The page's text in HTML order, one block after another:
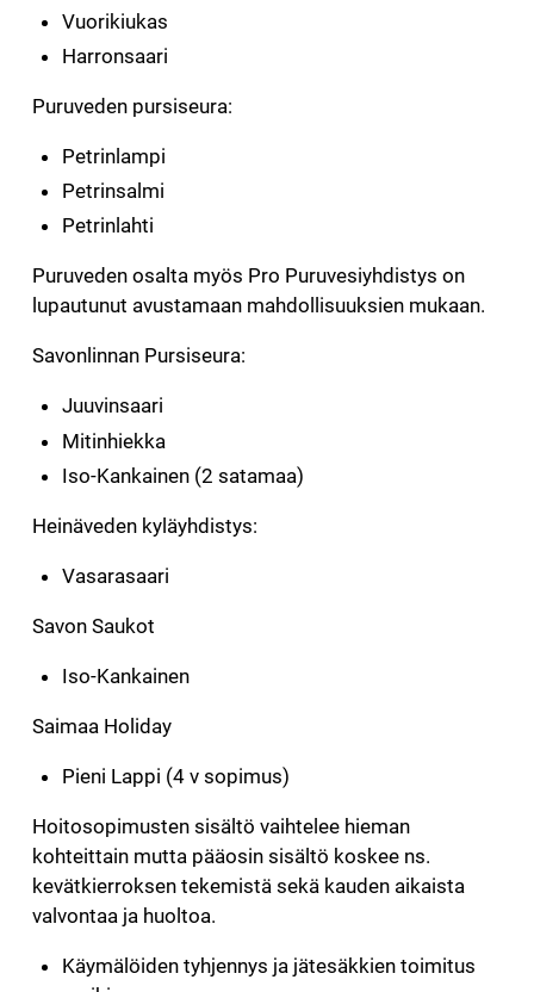
Vuorikiukas
Harronsaari
Puruveden pursiseura:
Petrinlampi
Petrinsalmi
Petrinlahti
Puruveden osalta myös Pro Puruvesiyhdistys on
lupautunut avustamaan mahdollisuuksien mukaan.
Savonlinnan Pursiseura:
Juuvinsaari
Mitinhiekka
Iso-Kankainen (2 satamaa)
Heinäveden kyläyhdistys:
Vasarasaari
Savon Saukot
Iso-Kankainen
Saimaa Holiday
Pieni Lappi (4 v sopimus)
Hoitosopimusten sisältö vaihtelee hieman
kohteittain mutta pääosin sisältö koskee ns.
kevätkierroksen tekemistä sekä kauden aikaista
valvontaa ja huoltoa.
Käymälöiden tyhjennys ja jätesäkkien toimitus